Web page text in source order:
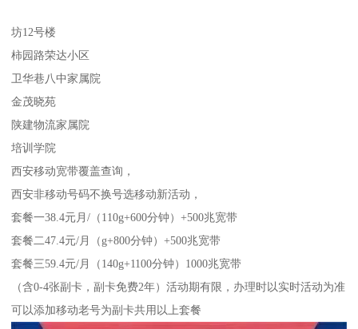
坊12号楼
柿园路荣达小区
卫华巷八中家属院
金茂晓苑
陕建物流家属院
培训学院
西安移动宽带覆盖查询，
西安非移动号码不换号选移动新活动，
套餐一38.4元月/（110g+600分钟）+500兆宽带
套餐二47.4元/月（g+800分钟）+500兆宽带
套餐三59.4元/月（140g+1100分钟）1000兆宽带
（含0-4张副卡，副卡免费2年）活动期有限，办理时以实时活动为准
可以添加移动老号为副卡共用以上套餐